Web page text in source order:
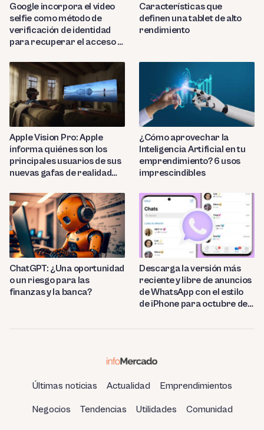
Google incorpora el video
selfie como método de
verificación de identidad
para recuperar el acceso a
Características que
definen una tablet de alto
rendimiento
Apple Vision Pro: Apple
informa quiénes son los
principales usuarios de sus
nuevas gafas de realidad
¿Cómo aprovechar la
Inteligencia Artificial en tu
emprendimiento? 6 usos
imprescindibles
ChatGPT: ¿Una oportunidad
o un riesgo para las
finanzas y la banca?
Descarga la versión más
reciente y libre de anuncios
de WhatsApp con el estilo
de iPhone para octubre de
Últimas noticias Actualidad Emprendimientos
Negocios Tendencias Utilidades Comunidad